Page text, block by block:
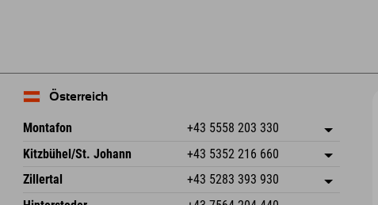
Österreich
Montafon +43 5558 203 330
Dorfstr. 127b
6793 Gaschurn/Montafon
Österreich
Adresse speichern
Buchen
Kitzbühel/St. Johann +43 5352 216 660
Speckbacherstraße 87
Adresse speichern
Zillertal +43 5283 393 930
Schmiedau 2 Adresse speichern